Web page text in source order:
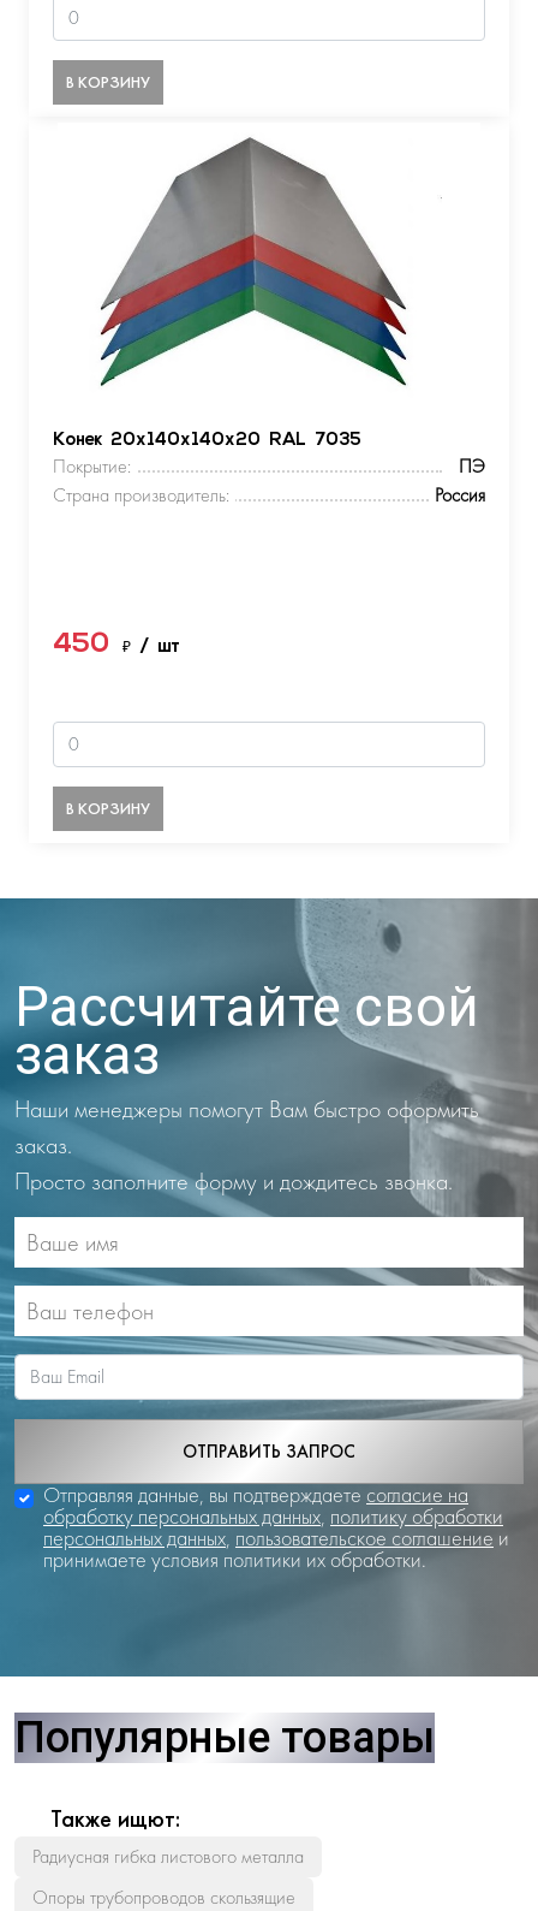
В КОРЗИНУ
Конек 20х140х140х20 RAL 7035
Покрытие:
ПЭ
Страна производитель:
Россия
450 ₽ / шт
В КОРЗИНУ
Рассчитайте свой
заказ
Наши менеджеры помогут Вам быстро оформить
заказ.
Просто заполните форму и дождитесь звонка.
ОТПРАВИТЬ ЗАПРОС
Отправляя данные, вы подтверждаете согласие на
обработку персональных данных, политику обработки
персональных данных, пользовательское соглашение и
принимаете условия политики их обработки.
Популярные товары
Также ищют:
Радиусная гибка листового металла
Опоры трубопроводов скользящие